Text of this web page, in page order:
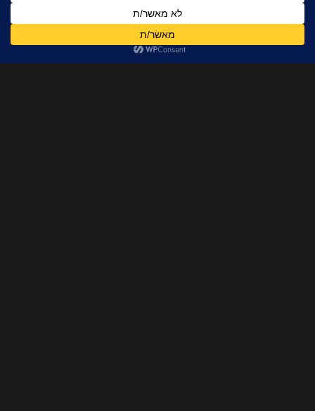
שרה בליקשטיין